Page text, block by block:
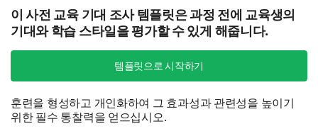
이 사전 교육 기대 조사 템플릿은 과정 전에 교육생의
기대와 학습 스타일을 평가할 수 있게 해줍니다.
템플릿으로 시작하기
훈련을 형성하고 개인화하여 그 효과성과 관련성을 높이기
위한 필수 통찰력을 얻으십시오.